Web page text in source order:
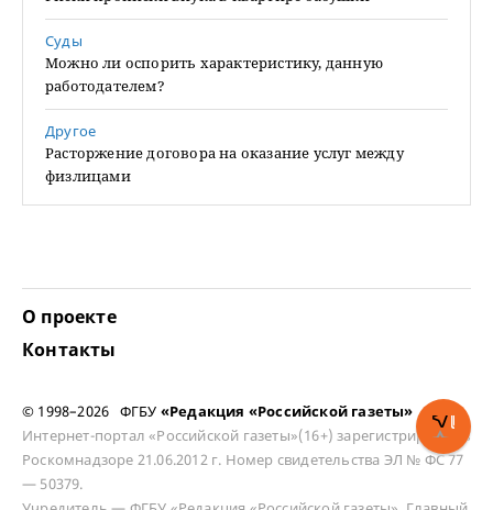
Суды
Можно ли оспорить характеристику, данную
работодателем?
Другое
Расторжение договора на оказание услуг между
физлицами
О проекте
Контакты
© 1998–2026 ФГБУ «Редакция «Российской газеты»
Интернет-портал «Российской газеты»(16+) зарегистрирован в
Роскомнадзоре 21.06.2012 г. Номер свидетельства ЭЛ № ФС 77
— 50379.